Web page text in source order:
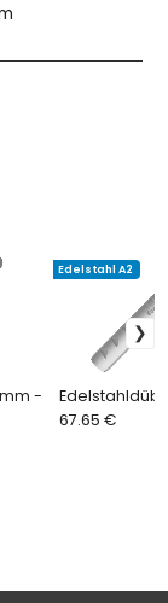
-
Edelstahl A2
67.65 €